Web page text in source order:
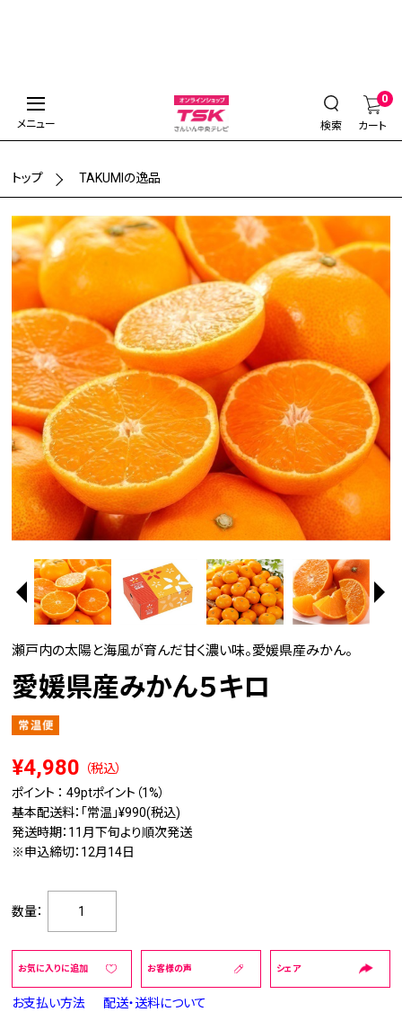
検索 カート
0
メニュー
トップ TAKUMIの逸品
瀬戸内の太陽と海風が育んだ甘く濃い味。愛媛県産みかん。
愛媛県産みかん５キロ
¥4,980
（税込）
ポイント ： 49ptポイント（1%）
基本配送料：「常温」¥990(税込)
発送時期：11月下旬より順次発送
※申込締切：12月14日
数量：
お気に入りに追加 お客様の声 シェア
お支払い方法 配送・送料について